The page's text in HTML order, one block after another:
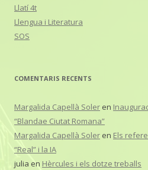
Llatí 4t
Llengua i Literatura
SOS
COMENTARIS RECENTS
Margalida Capellà Soler en
“Blandae Ciutat Romana”
Margalida Capellà Soler en Els
“Real” i la IA
julia en Hèrcules i els dotze treballs